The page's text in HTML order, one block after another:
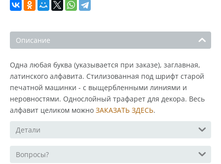
Описание
Одна любая буква (указывается при заказе), заглавная,
латинского алфавита. Стилизованная под шрифт старой
печатной машинки - с выщербленными линиями и
неровностями. Однослойный трафарет для декора. Весь
алфавит целиком можно ЗАКАЗАТЬ ЗДЕСЬ.
Детали
Вопросы?